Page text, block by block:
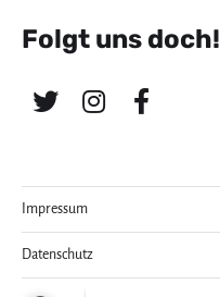
Folgt uns doch!
Impressum
Datenschutz